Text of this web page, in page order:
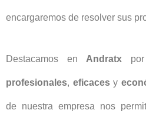
encargaremos de resolver sus
Destacamos en Andratx
profesionales, eficacesy
de nuestra empresa nos